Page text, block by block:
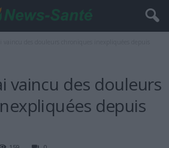
vaincu des douleurs
depuis